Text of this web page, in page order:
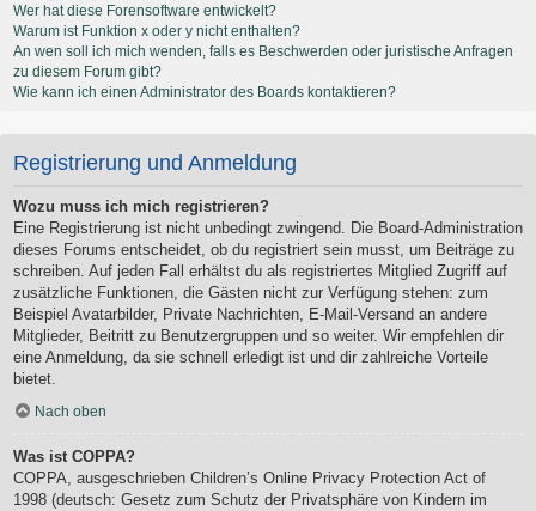
Wer hat diese Forensoftware entwickelt?
Warum ist Funktion x oder y nicht enthalten?
An wen soll ich mich wenden, falls es Beschwerden oder juristische Anfragen
zu diesem Forum gibt?
Wie kann ich einen Administrator des Boards kontaktieren?
Registrierung und Anmeldung
Wozu muss ich mich registrieren?
Eine Registrierung ist nicht unbedingt zwingend. Die Board-Administration
dieses Forums entscheidet, ob du registriert sein musst, um Beiträge zu
schreiben. Auf jeden Fall erhältst du als registriertes Mitglied Zugriff auf
zusätzliche Funktionen, die Gästen nicht zur Verfügung stehen: zum
Beispiel Avatarbilder, Private Nachrichten, E-Mail-Versand an andere
Mitglieder, Beitritt zu Benutzergruppen und so weiter. Wir empfehlen dir
eine Anmeldung, da sie schnell erledigt ist und dir zahlreiche Vorteile
bietet.
Nach oben
Was ist COPPA?
COPPA, ausgeschrieben Children’s Online Privacy Protection Act of
1998 (deutsch: Gesetz zum Schutz der Privatsphäre von Kindern im